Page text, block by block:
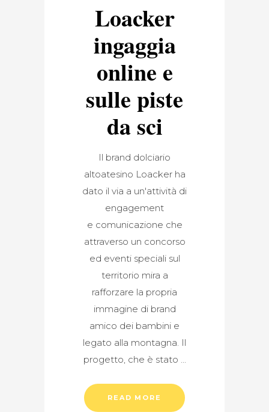
Loacker
ingaggia
online e
sulle piste
da sci
Il brand dolciario
altoatesino Loacker ha
dato il via a un'attività di
engagement
e comunicazione che
attraverso un concorso
ed eventi speciali sul
territorio mira a
rafforzare la propria
immagine di brand
amico dei bambini e
legato alla montagna. Il
progetto, che è stato
READ MORE